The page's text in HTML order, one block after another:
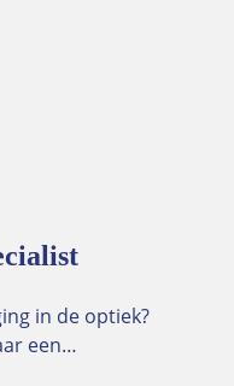
in de optiek?
een…